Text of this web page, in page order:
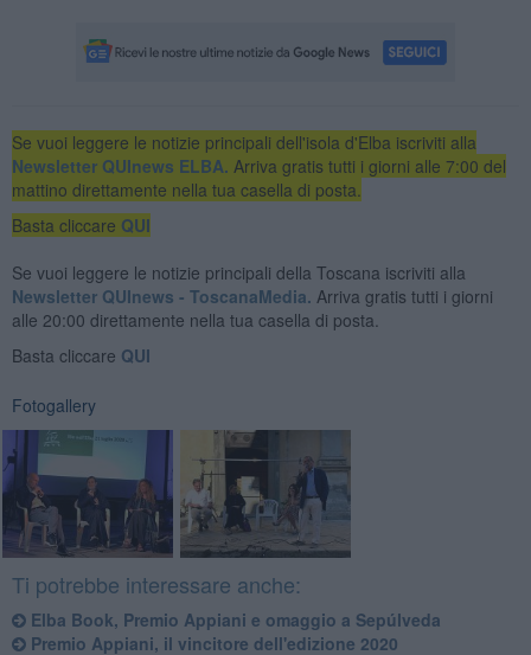
Se vuoi leggere le notizie principali dell'isola d'Elba iscriviti alla
Newsletter QUInews ELBA. Arriva gratis tutti i giorni alle 7:00 del
mattino direttamente nella tua casella di posta.
Basta cliccare QUI
Se vuoi leggere le notizie principali della Toscana iscriviti alla
Newsletter QUInews - ToscanaMedia. Arriva gratis tutti i giorni
alle 20:00 direttamente nella tua casella di posta.
Basta cliccare QUI
Fotogallery
Ti potrebbe interessare anche:
Elba Book, Premio Appiani e omaggio a Sepúlveda
Premio Appiani, il vincitore dell'edizione 2020